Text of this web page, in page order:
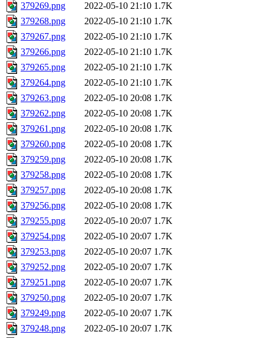
379269.png
2022-05-10 21:10 1.7K
379268.png
2022-05-10 21:10 1.7K
379267.png
2022-05-10 21:10 1.7K
379266.png
2022-05-10 21:10 1.7K
379265.png
2022-05-10 21:10 1.7K
379264.png
2022-05-10 21:10 1.7K
379263.png
2022-05-10 20:08 1.7K
379262.png
2022-05-10 20:08 1.7K
379261.png
2022-05-10 20:08 1.7K
379260.png
2022-05-10 20:08 1.7K
379259.png
2022-05-10 20:08 1.7K
379258.png
2022-05-10 20:08 1.7K
379257.png
2022-05-10 20:08 1.7K
379256.png
2022-05-10 20:08 1.7K
379255.png
2022-05-10 20:07 1.7K
379254.png
2022-05-10 20:07 1.7K
379253.png
2022-05-10 20:07 1.7K
379252.png
2022-05-10 20:07 1.7K
379251.png
2022-05-10 20:07 1.7K
379250.png
2022-05-10 20:07 1.7K
379249.png
2022-05-10 20:07 1.7K
379248.png
2022-05-10 20:07 1.7K